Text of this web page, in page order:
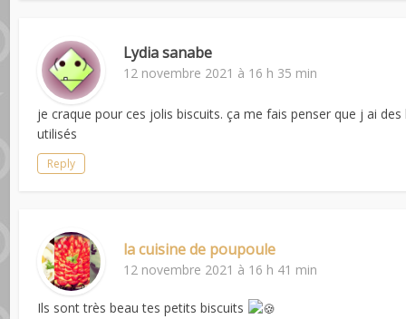
Lydia sanabe
12 novembre 2021 à 16 h 35 min
je craque pour ces jolis biscuits. ça me fais penser que j ai
utilisés
Reply
la cuisine de poupoule
12 novembre 2021 à 16 h 41 min
Ils sont très beau tes petits biscuits